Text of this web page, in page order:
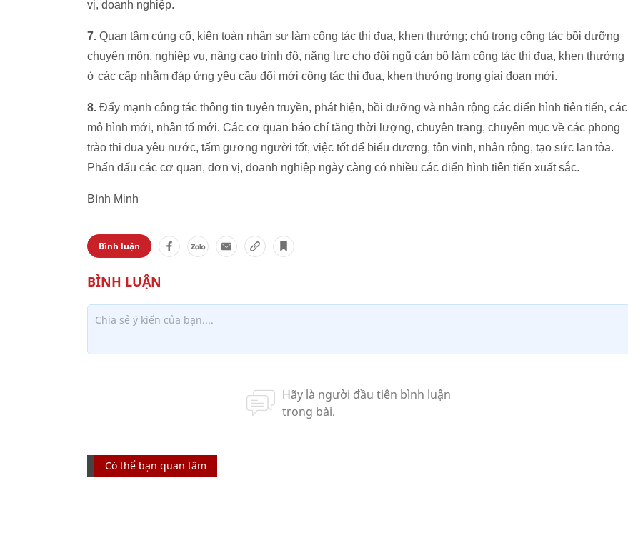
vị, doanh nghiệp.
7. Quan tâm củng cố, kiện toàn nhân sự làm công tác thi đua, khen thưởng; chú trọng công tác bồi dưỡng
chuyên môn, nghiệp vụ, nâng cao trình độ, năng lực cho đội ngũ cán bộ làm công tác thi đua, khen thưởng
ở các cấp nhằm đáp ứng yêu cầu đổi mới công tác thi đua, khen thưởng trong giai đoạn mới.
8. Đẩy mạnh công tác thông tin tuyên truyền, phát hiện, bồi dưỡng và nhân rộng các điển hình tiên tiến, các
mô hình mới, nhân tố mới. Các cơ quan báo chí tăng thời lượng, chuyên trang, chuyên mục về các phong
trào thi đua yêu nước, tấm gương người tốt, việc tốt để biểu dương, tôn vinh, nhân rộng, tạo sức lan tỏa.
Phấn đấu các cơ quan, đơn vị, doanh nghiệp ngày càng có nhiều các điển hình tiên tiến xuất sắc.
Bình Minh
Bình luận
Có thể bạn quan tâm